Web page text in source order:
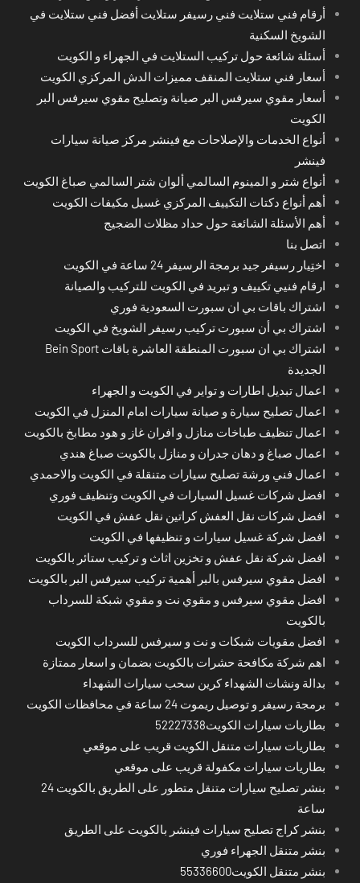
أرقام فني ستلايت فني رسيفر ستلايت أفضل فني ستلايت في
الشويخ السكنية
أسئلة شائعة حول تركيب الستلايت في الجهراء و الكويت
أسعار فني ستلايت المنقف مميزات الدش المركزي الكويت
أسعار مقوي سيرفس البر صيانة وتصليح مقوي سيرفس البر
الكويت
أنواع الخدمات والإصلاحات مع فينشر مركز صيانة سيارات
فينشر
أنواع شتر و المينوم السالمي ألوان شتر السالمي صباغ الكويت
أهم أنواع دكتات التكييف المركزي غسيل مكيفات الكويت
أهم الأسئلة الشائعة حول حداد مظلات الضجيج
اتصل بنا
اختِيار رسيفر جيد برمجة الرسيفر 24 ساعة في الكويت
ارقام فنيي تكييف و تبريد في الكويت للتركيب والصيانة
اشتراك باقات بي ان سبورت السعودية فوري
اشتراك بي أن سبورت تركيب رسيفر الشويخ في الكويت
اشتراك بي ان سبورت المنطقة العاشرة باقات Bein Sport
الجديدة
اعمال تبديل اطارات و تواير في الكويت و الجهراء
اعمال تصليح سيارة و صيانة سيارات امام المنزل في الكويت
اعمال تنظيف طباخات منازل و افران غاز و هود مطابخ بالكويت
اعمال صباغ و دهان جدران و منازل بالكويت صباغ هندي
اعمال فني ورشة تصليح سيارات متنقلة في الكويت والاحمدي
افضل شركات غسيل السيارات في الكويت وتنظيف فوري
افضل شركات نقل العفش كراتين نقل عفش في الكويت
افضل شركة غسيل سيارات و تنظيفها في الكويت
افضل شركة نقل عفش و تخزين اثاث و تركيب ستائر بالكويت
افضل مقوي سيرفس بالبر أهمية تركيب سيرفس البر بالكويت
افضل مقوي سيرفس و مقوي نت و مقوي شبكة للسرداب
بالكويت
افضل مقويات شبكات و نت و سيرفس للسرداب الكويت
اهم شركة مكافحة حشرات بالكويت بضمان و اسعار ممتازة
بدالة ونشات الشهداء كرين سحب سيارات الشهداء
برمجة رسيفر و توصيل ريموت 24 ساعة في محافظات الكويت
بطاريات سيارات الكويت52227338
بطاريات سيارات متنقل الكويت قريب على موقعي
بطاريات سيارات مكفولة قريب على موقعي
بنشر تصليح سيارات متنقل متطور على الطريق بالكويت 24
ساعة
بنشر كراج تصليح سيارات فينشر بالكويت على الطريق
بنشر متنقل الجهراء فوري
بنشر متنقل الكويت55336600